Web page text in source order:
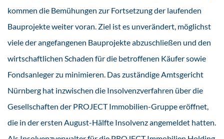
kommen die Bemühungen zur Fortsetzung der laufenden
Bauprojekte weiter voran. Ziel ist es unverändert, möglichst
viele der angefangenen Bauprojekte abzuschließen und den
wirtschaftlichen Schaden für die betroffenen Käufer sowie
Fondsanleger zu minimieren. Das zuständige Amtsgericht
Nürnberg hat inzwischen die Insolvenzverfahren über die
Gesellschaften der PROJECT Immobilien-Gruppe eröffnet,
die in der ersten August-Hälfte Insolvenz angemeldet hatten.